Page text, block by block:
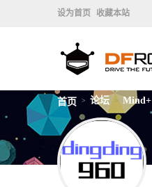
设为首页 收藏本站
首页 > 论坛 > Mind+